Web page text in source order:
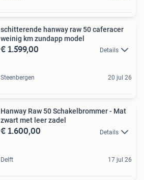
schitterende hanway raw 50 caferacer
weinig km zundapp model
€ 1.599,00 Details
Steenbergen 20 jul 26
Hanway Raw 50 Schakelbrommer - Mat
zwart met leer zadel
€ 1.600,00 Details
Delft 17 jul 26